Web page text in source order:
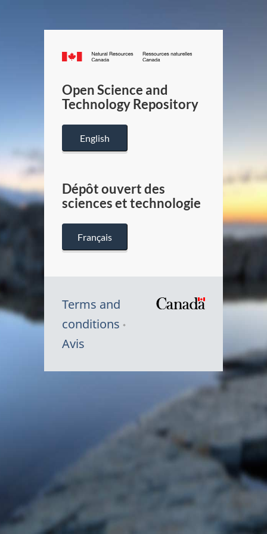
Canada.ca
/
Canada
Open Science and
Technology Repository
English
Dépôt ouvert des
sciences et technologie
Français
Terms and
conditions
Avis
du